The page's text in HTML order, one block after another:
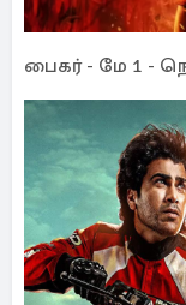
பைகர் - மே 1 -